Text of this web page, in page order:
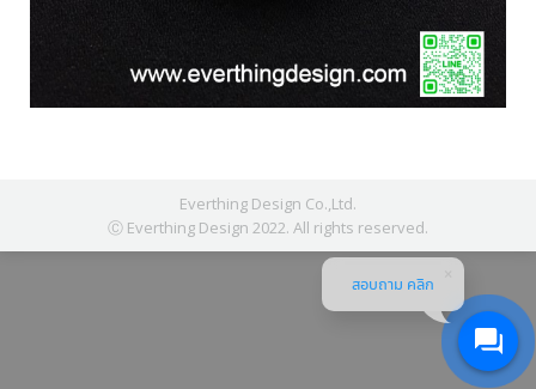
Everthing Design Co.,Ltd.
Ⓒ Everthing Design 2022. All rights reserved.
สอบถาม คลิก